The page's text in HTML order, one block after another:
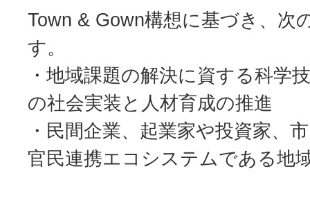
Town & Gown構想に基づき、次
す。
・地域課題の解決に資する科学
の社会実装と人材育成の推進
・民間企業、起業家や投資家、
官民連携エコシステムである地